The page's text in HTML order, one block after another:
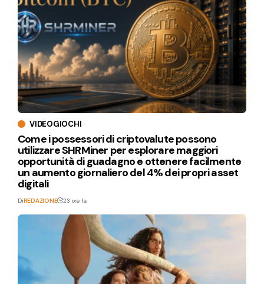
VIDEOGIOCHI
Come i possessori di criptovalute possono
utilizzare SHRMiner per esplorare maggiori
opportunità di guadagno e ottenere facilmente
un aumento giornaliero del 4% dei propri asset
digitali
DiREDAZIONE 23 ore fa